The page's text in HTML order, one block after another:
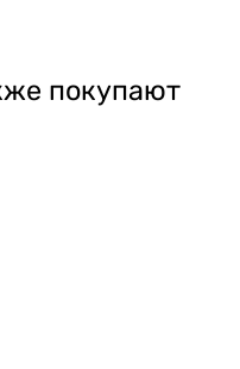
покупают